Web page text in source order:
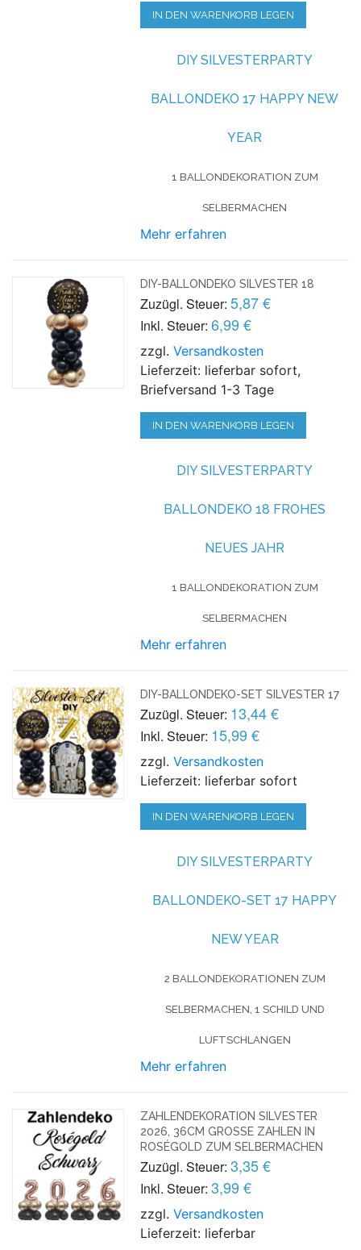
IN DEN WARENKORB LEGEN
DIY SILVESTERPARTY
BALLONDEKO 17 HAPPY NEW
YEAR
1 BALLONDEKORATION ZUM
SELBERMACHEN
Mehr erfahren
DIY-BALLONDEKO SILVESTER 18
Zuzügl. Steuer: 5,87 €
Inkl. Steuer: 6,99 €
zzgl.Versandkosten
Lieferzeit: lieferbar sofort,
Briefversand 1-3 Tage
IN DEN WARENKORB LEGEN
DIY SILVESTERPARTY
BALLONDEKO 18 FROHES
NEUES JAHR
1 BALLONDEKORATION ZUM
SELBERMACHEN
Mehr erfahren
DIY-BALLONDEKO-SET SILVESTER 17
Zuzügl. Steuer: 13,44 €
Inkl. Steuer: 15,99 €
zzgl.Versandkosten
Lieferzeit: lieferbar sofort
IN DEN WARENKORB LEGEN
DIY SILVESTERPARTY
BALLONDEKO-SET 17 HAPPY
NEW YEAR
2 BALLONDEKORATIONEN ZUM
SELBERMACHEN, 1 SCHILD UND
LUFTSCHLANGEN
Mehr erfahren
ZAHLENDEKORATION SILVESTER
2026, 36CM GROSSE ZAHLEN IN R
OSÉGOLD ZUM SELBERMACHEN
Zuzügl. Steuer: 3,35 €
Inkl. Steuer: 3,99 €
zzgl.Versandkosten
Lieferzeit: lieferbar